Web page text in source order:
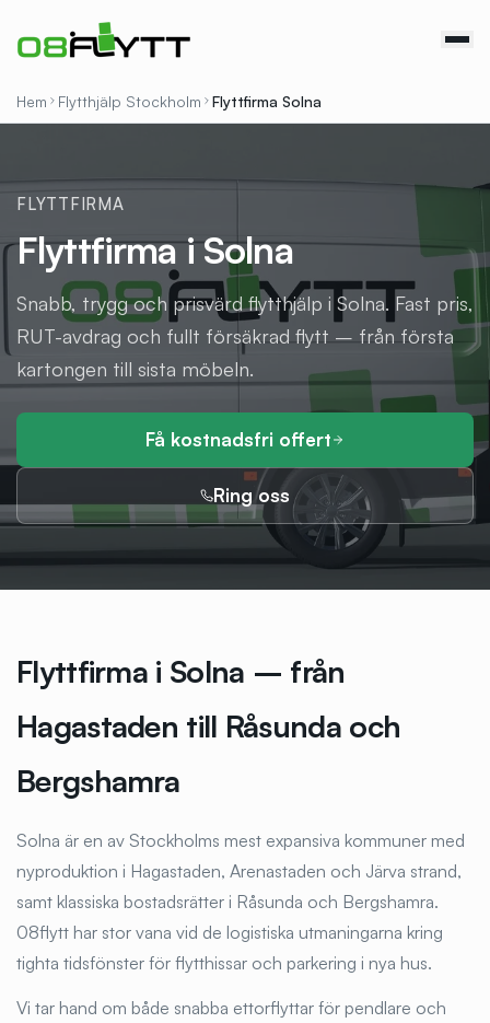
Hem Flytthjälp Stockholm Flyttfirma Solna
FLYTTFIRMA
Flyttfirma i Solna
Snabb, trygg och prisvärd flytthjälp i Solna. Fast pris,
RUT-avdrag och fullt försäkrad flytt – från första
kartongen till sista möbeln.
Få kostnadsfri offert
Ring oss
Flyttfirma i Solna – från
Hagastaden till Råsunda och
Bergshamra
Solna är en av Stockholms mest expansiva kommuner med
nyproduktion i Hagastaden, Arenastaden och Järva strand,
samt klassiska bostadsrätter i Råsunda och Bergshamra.
08flytt har stor vana vid de logistiska utmaningarna kring
tighta tidsfönster för flytthissar och parkering i nya hus.
Vi tar hand om både snabba ettorflyttar för pendlare och